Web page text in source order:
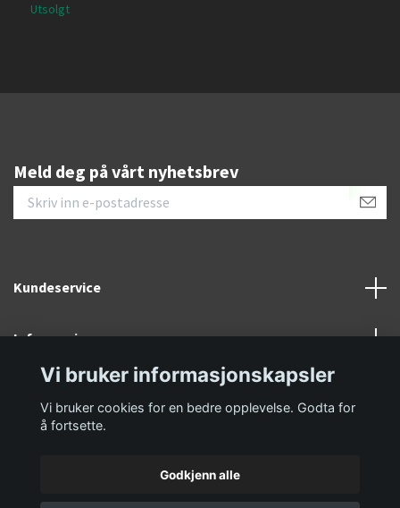
Utsolgt
Meld deg på vårt nyhetsbrev
Kundeservice
Informasjon
Vi bruker informasjonskapsler
Vi bruker cookies for en bedre opplevelse. Godta for
å fortsette.
Godkjenn alle